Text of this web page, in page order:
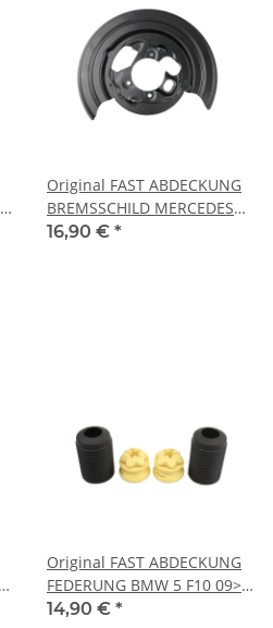
Original FAST ABDECKUNG
BREMSSCHILD MERCEDES
SPRINTER 06> 906 HINTEN L
16,90 € *
Original FAST ABDECKUNG
FEDERUNG BMW 5 F10 09>
VORNE KOMPL. L+R KFZ
14,90 € *